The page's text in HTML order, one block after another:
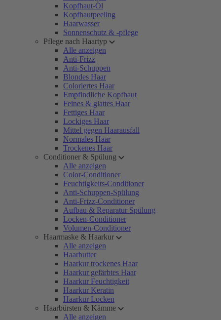
Kopfhaut-Öl
Kopfhautpeeling
Haarwasser
Sonnenschutz & -pflege
Pflege nach Haartyp
Alle anzeigen
Anti-Frizz
Anti-Schuppen
Blondes Haar
Coloriertes Haar
Empfindliche Kopfhaut
Feines & glattes Haar
Fettiges Haar
Lockiges Haar
Mittel gegen Haarausfall
Normales Haar
Trockenes Haar
Conditioner & Spülung
Alle anzeigen
Color-Conditioner
Feuchtigkeits-Conditioner
Anti-Schuppen-Spülung
Anti-Frizz-Conditioner
Aufbau & Reparatur Spülung
Locken-Conditioner
Volumen-Conditioner
Haarmaske & Haarkur
Alle anzeigen
Haarbutter
Haarkur trockenes Haar
Haarkur gefärbtes Haar
Haarkur Feuchtigkeit
Haarkur Keratin
Haarkur Locken
Haarbürsten & Kämme
Alle anzeigen